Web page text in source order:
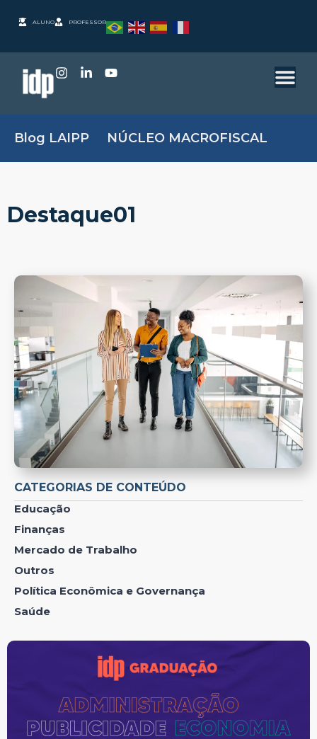
ALUNO PROFESSOR
Blog LAIPP NÚCLEO MACROFISCAL
Destaque01
CATEGORIAS DE CONTEÚDO
Educação
Finanças
Mercado de Trabalho
Outros
Política Econômica e Governança
Saúde